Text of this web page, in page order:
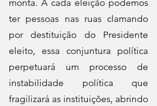
monta. A cada eleição podemos
ter pessoas nas ruas clamando
por destituição do Presidente
eleito, essa conjuntura política
perpetuará um processo de
instabilidade política que
fragilizará as instituições, abrindo